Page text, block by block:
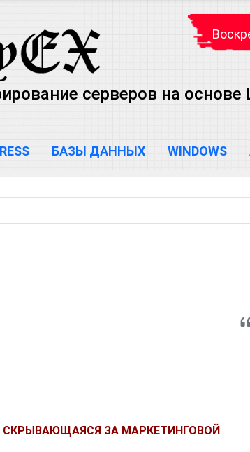
серверов на основе
БАЗЫ ДАННЫХ WINDOWS
СКРЫВАЮЩАЯСЯ ЗА МАРКЕТИНГОВОЙ